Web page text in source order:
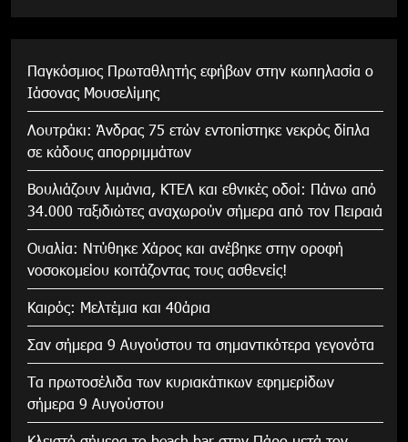
Παγκόσμιος Πρωταθλητής εφήβων στην κωπηλασία ο
Ιάσονας Μουσελίμης
Λουτράκι: Άνδρας 75 ετών εντοπίστηκε νεκρός δίπλα
σε κάδους απορριμμάτων
Βουλιάζουν λιμάνια, ΚΤΕΛ και εθνικές οδοί: Πάνω από
34.000 ταξιδιώτες αναχωρούν σήμερα από τον Πειραιά
Ουαλία: Ντύθηκε Χάρος και ανέβηκε στην οροφή
νοσοκομείου κοιτάζοντας τους ασθενείς!
Καιρός: Μελτέμια και 40άρια
Σαν σήμερα 9 Αυγούστου τα σημαντικότερα γεγονότα
Τα πρωτοσέλιδα των κυριακάτικων εφημερίδων
σήμερα 9 Αυγούστου